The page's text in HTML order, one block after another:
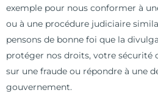
exemple pour nous conformer à
ou à une procédure judiciaire
pensons de bonne foi que la
protéger nos droits, votre sécurité
sur une fraude ou répondre à une
gouvernement.